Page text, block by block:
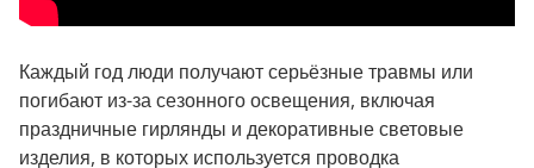
Каждый год люди получают серьёзные травмы или
погибают из-за сезонного освещения, включая
праздничные гирлянды и декоративные световые
изделия, в которых используется проводка